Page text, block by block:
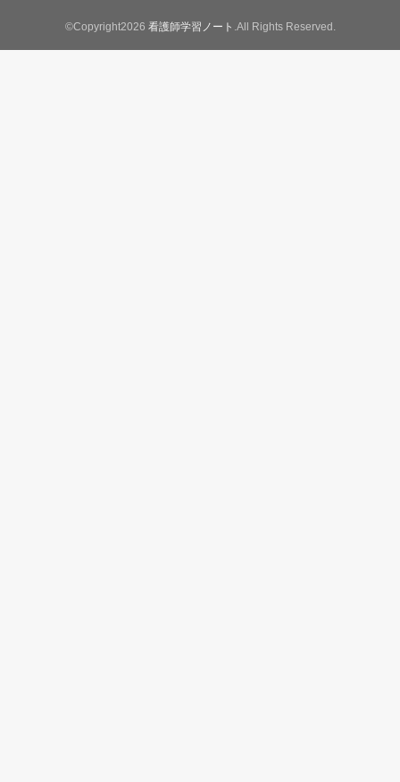
©Copyright2026 看護師学習ノート .All Rights Reserved.